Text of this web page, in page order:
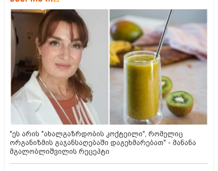
"ეს არის "ახალგაზრდობის კოქტეილი", რომელიც
ორგანიზმის გაჯანსაღებაში დაგეხმარებათ" - მანანა
მგალობლიშვილის რეცეპტი